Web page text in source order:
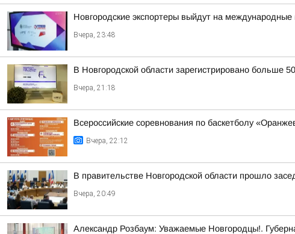
Новгородские экспортеры выйдут на
Вчера, 23:48
В Новгородской области зарегистрировано больше
Вчера, 21:18
Всероссийские соревнования по баскетболу
Вчера, 22:12
В правительстве Новгородской области прошло
Вчера, 20:49
Александр Розбаум: Уважаемые Новгородцы!.